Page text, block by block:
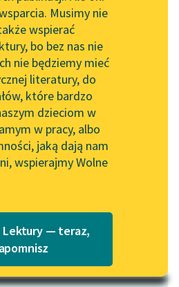
Przewodnik dla piszących i
czytających
API
OAI-PMH
Widget Wolnych Lektur
Przypisy
Katalog w formacie PDF
Musimy nie
wspierać
bo bez nas nie
nie będziemy mieć
literatury, do
które bardzo
dzieciom w
w pracy, albo
jaką dają nam
wspierajmy Wolne
Lektury — teraz,
,,zajadle"
a pani tak szczuje tak
język na język
żeby sam się wygadał z
tego jak...
Czytaj więcej